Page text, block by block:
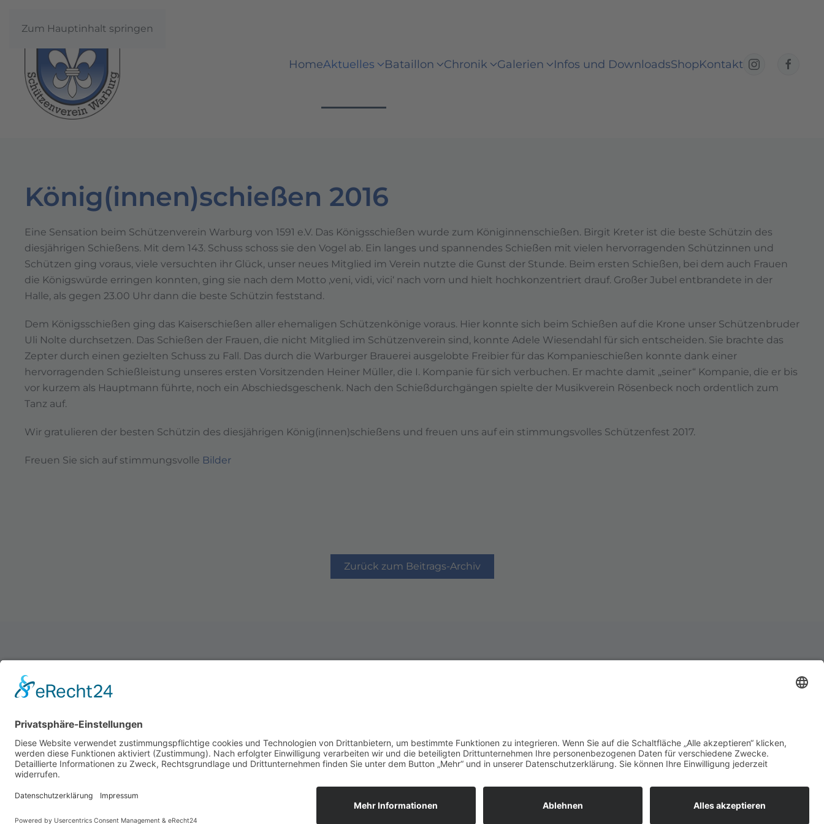
Zum Hauptinhalt springen
HomeAktuelles Bataillon Chronik Galerien Infos und DownloadsShopKontakt
König(innen)schießen 2016
Eine Sensation beim Schützenverein Warburg von 1591 e.V. Das Königsschießen wurde zum Königinnenschießen. Birgit Kreter ist die beste Schützin des
diesjährigen Schießens. Mit dem 143. Schuss schoss sie den Vogel ab. Ein langes und spannendes Schießen mit vielen hervorragenden Schützinnen und
Schützen ging voraus, viele versuchten ihr Glück, unser neues Mitglied im Verein nutzte die Gunst der Stunde. Beim ersten Schießen, bei dem auch Frauen
die Königswürde erringen konnten, ging sie nach dem Motto ‚veni, vidi, vici‘ nach vorn und hielt hochkonzentriert drauf. Großer Jubel entbrandete in der
Halle, als gegen 23.00 Uhr dann die beste Schützin feststand.
Dem Königsschießen ging das Kaiserschießen aller ehemaligen Schützenkönige voraus. Hier konnte sich beim Schießen auf die Krone unser Schützenbruder
Uli Nolte durchsetzen. Das Schießen der Frauen, die nicht Mitglied im Schützenverein sind, konnte Adele Wiesendahl für sich entscheiden. Sie brachte das
Zepter durch einen gezielten Schuss zu Fall. Das durch die Warburger Brauerei ausgelobte Freibier für das Kompanieschießen konnte dank einer
hervorragenden Schießleistung unseres ersten Vorsitzenden Heiner Müller, die I. Kompanie für sich verbuchen. Er machte damit „seiner“ Kompanie, die er bis
vor kurzem als Hauptmann führte, noch ein Abschiedsgeschenk. Nach den Schießdurchgängen spielte der Musikverein Rösenbeck noch ordentlich zum
Tanz auf.
Wir gratulieren der besten Schützin des diesjährigen König(innen)schießens und freuen uns auf ein stimmungsvolles Schützenfest 2017.
Freuen Sie sich auf stimmungsvolle Bilder
Zurück zum Beitrags-Archiv
Schützenverein Warburg von 1591 e.V.
Impressum |Datenschutz
Geht ganz einfach! Wir bedanken uns für deine Hilfe!
Zur Spendenseite